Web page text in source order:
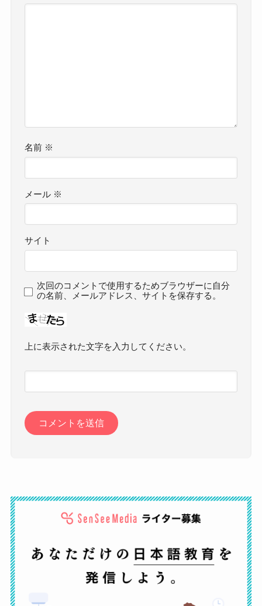
名前 ※
メール ※
サイト
次回のコメントで使用するためブラウザーに自分
の名前、メールアドレス、サイトを保存する。
上に表示された文字を入力してください。